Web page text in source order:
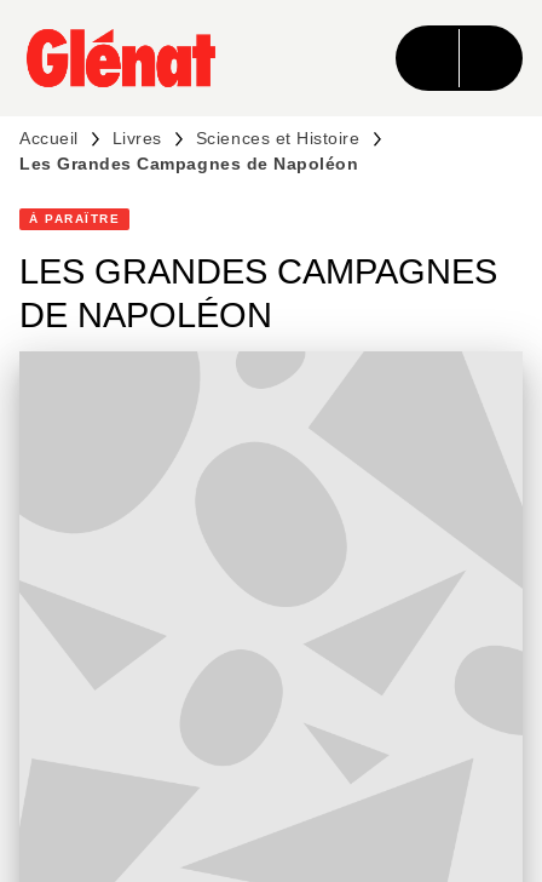
MENU RECHERCHE CONTENU
PIED DE PAGE
Accueil Livres
Sciences et Histoire
Les Grandes Campagnes de Napoléon
À PARAÎTRE
LES GRANDES CAMPAGNES
DE NAPOLÉON